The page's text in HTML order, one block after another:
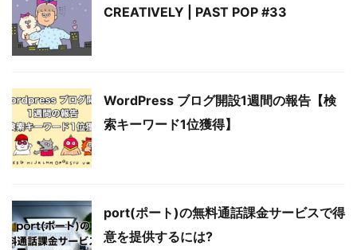
CREATIVELY | PAST POP #33
WordPress ブログ開設1週間の報告【検
索キーワード1位獲得】
port(ポート)の無料通話課金サービスで得
意を提供するには?